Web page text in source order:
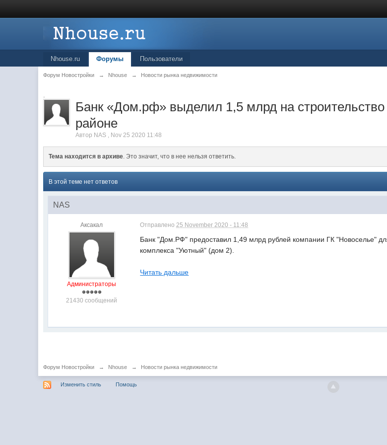
Nhouse.ru Форумы Пользователи
Форум Новостройки → Nhouse → Новости рынка недвижимости
.
Банк «Дом.рф» выделил 1,5 млрд на
районе
Автор NAS , Nov 25 2020 11:48
Тема находится в архиве. Это значит, что в нее нельзя ответить.
В этой теме нет ответов
NAS
Аксакал
Администраторы
21430 сообщений
Отправлено25 November 2020 - 11:48
Банк "Дом.РФ" предоставил 1,49 млрд рублей компании ГК "Новоселье"
комплекса "Уютный" (дом 2).
Читать дальше
Форум Новостройки → Nhouse → Новости рынка недвижимости
Изменить стиль Помощь